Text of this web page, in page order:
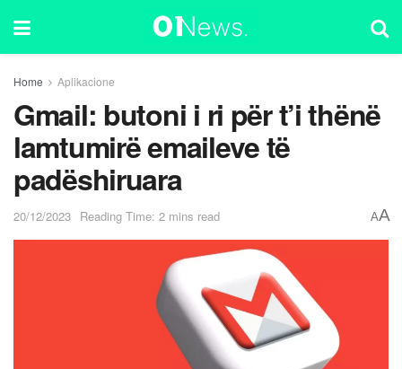
Home Aplikacione
Gmail: butoni i ri për t’i thënë
lamtumirë emaileve të
padëshiruara
20/12/2023 Reading Time: 2 mins read AA